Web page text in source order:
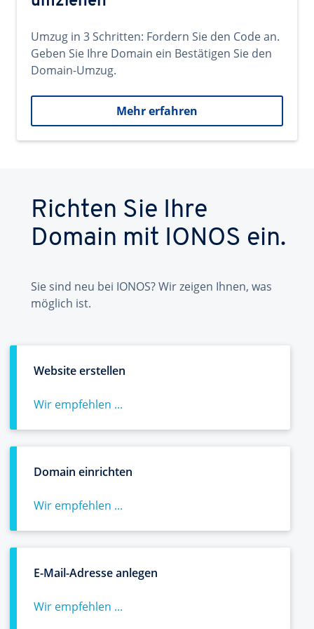
Umzug in 3 Schritten: Fordern Sie den Code an.
Geben Sie Ihre Domain ein Bestätigen Sie den
Domain-Umzug.
Mehr erfahren
Richten Sie Ihre
Domain mit IONOS ein.
Sie sind neu bei IONOS? Wir zeigen Ihnen, was
möglich ist.
Website erstellen
Wir empfehlen ...
Domain einrichten
Wir empfehlen ...
E-Mail-Adresse anlegen
Wir empfehlen ...